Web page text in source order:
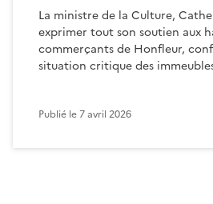
La ministre de la Culture,
exprimer tout son soutien aux
commerçants de Honfleur,
situation critique des
Publié le7 avril 2026